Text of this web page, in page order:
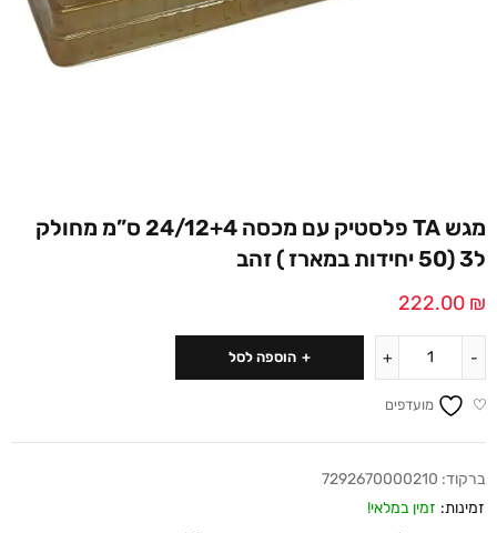
מגש TA פלסטיק עם מכסה 24/12+4 ס”מ מחולק
ל3 (50 יחידות במארז ) זהב
222.00 ₪
הוספה לסל
מועדפים
ברקוד: 7292670000210
זמינות: זמין במלאי!